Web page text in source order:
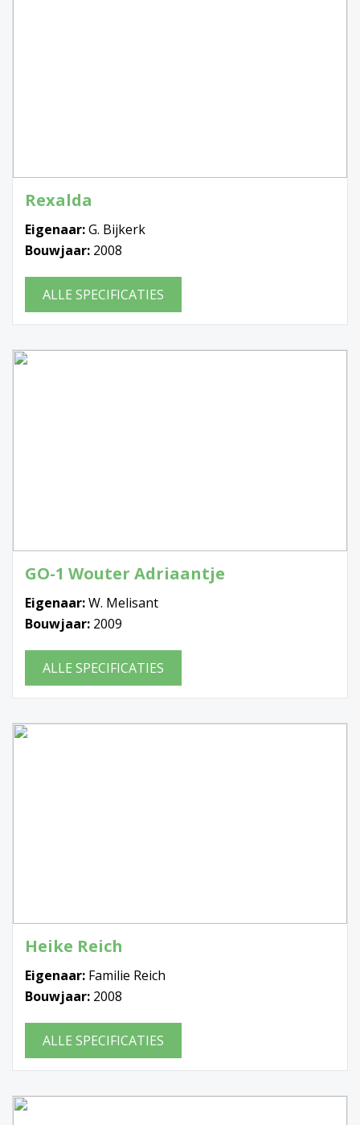
Rexalda
Eigenaar:G. Bijkerk
Bouwjaar: 2008
ALLE SPECIFICATIES
GO-1 Wouter Adriaantje
Eigenaar:W. Melisant
Bouwjaar: 2009
ALLE SPECIFICATIES
Heike Reich
Eigenaar: Familie Reich
Bouwjaar: 2008
ALLE SPECIFICATIES